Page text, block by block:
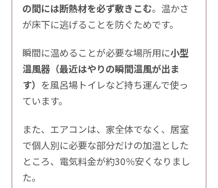
の間には断熱材を必ず敷きこむ。温かさ
が床下に逃げることを防ぐためです。
瞬間に温めることが必要な場所用に小型
温風器（最近はやりの瞬間温風が出ま
す） を風呂場トイレなど持ち運んで使っ
ています。
また、エアコンは、家全体でなく、居室
で個人別に必要な部分だけの加温とした
ところ、電気料金が約30％安くなりまし
た。